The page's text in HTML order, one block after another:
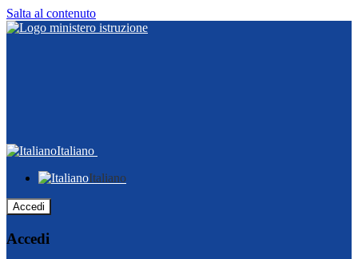
Salta al contenuto
Italiano
Italiano
Accedi
Accedi